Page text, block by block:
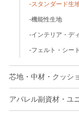
スタンダード生
機能性生地
インテリア・デ
フェルト・シー
芯地・中材・クッシ
アパレル副資材・ユ